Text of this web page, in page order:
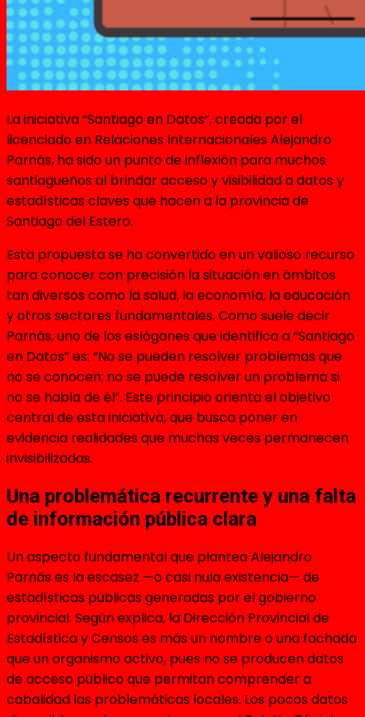
La iniciativa “Santiago en Datos”, creada por el
licenciado en Relaciones Internacionales Alejandro
Parnás, ha sido un punto de inflexión para muchos
santiagueños al brindar acceso y visibilidad a datos y
estadísticas claves que hacen a la provincia de
Santiago del Estero.
Esta propuesta se ha convertido en un valioso recurso
para conocer con precisión la situación en ámbitos
tan diversos como la salud, la economía, la educación
y otros sectores fundamentales. Como suele decir
Parnás, uno de los eslóganes que identifica a “Santiago
en Datos” es: “No se pueden resolver problemas que
no se conocen; no se puede resolver un problema si
no se habla de él”. Este principio orienta el objetivo
central de esta iniciativa, que busca poner en
evidencia realidades que muchas veces permanecen
invisibilizadas.
Una problemática recurrente y una falta
de información pública clara
Un aspecto fundamental que plantea Alejandro
Parnás es la escasez —o casi nula existencia— de
estadísticas públicas generadas por el gobierno
provincial. Según explica, la Dirección Provincial de
Estadística y Censos es más un nombre o una fachada
que un organismo activo, pues no se producen datos
de acceso público que permitan comprender a
cabalidad las problemáticas locales. Los pocos datos